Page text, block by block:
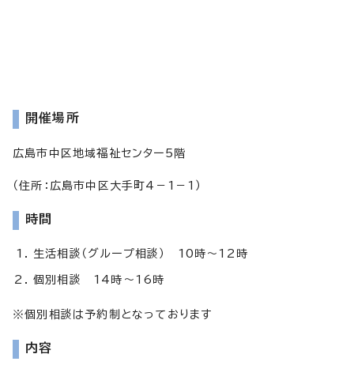
開催場所
広島市中区地域福祉センター5階
（住所：広島市中区大手町4－1－1）
時間
生活相談（グループ相談） 10時～12時
個別相談 14時～16時
※個別相談は予約制となっております
内容